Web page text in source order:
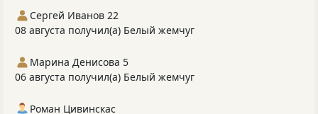
Сергей Иванов 22
08 августа получил(а) Белый жемчуг
Марина Денисова 5
06 августа получил(а) Белый жемчуг
Роман Цивинскас